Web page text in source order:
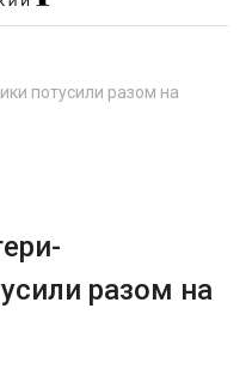
потусили разом на
разом на